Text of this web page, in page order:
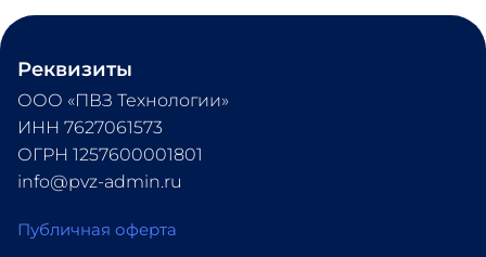
Реквизиты
ООО «ПВЗ Технологии»
ИНН 7627061573
ОГРН 1257600001801
info@pvz-admin.ru
Публичная оферта